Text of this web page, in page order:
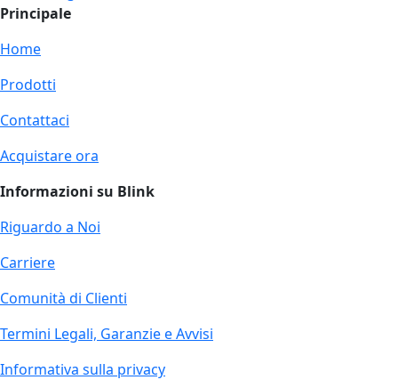
Principale
Home
Prodotti
Contattaci
Acquistare ora
Informazioni su Blink
Riguardo a Noi
Carriere
Comunità di Clienti
Termini Legali, Garanzie e Avvisi
Informativa sulla privacy